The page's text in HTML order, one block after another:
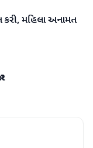
કરી, મહિલા અનામત